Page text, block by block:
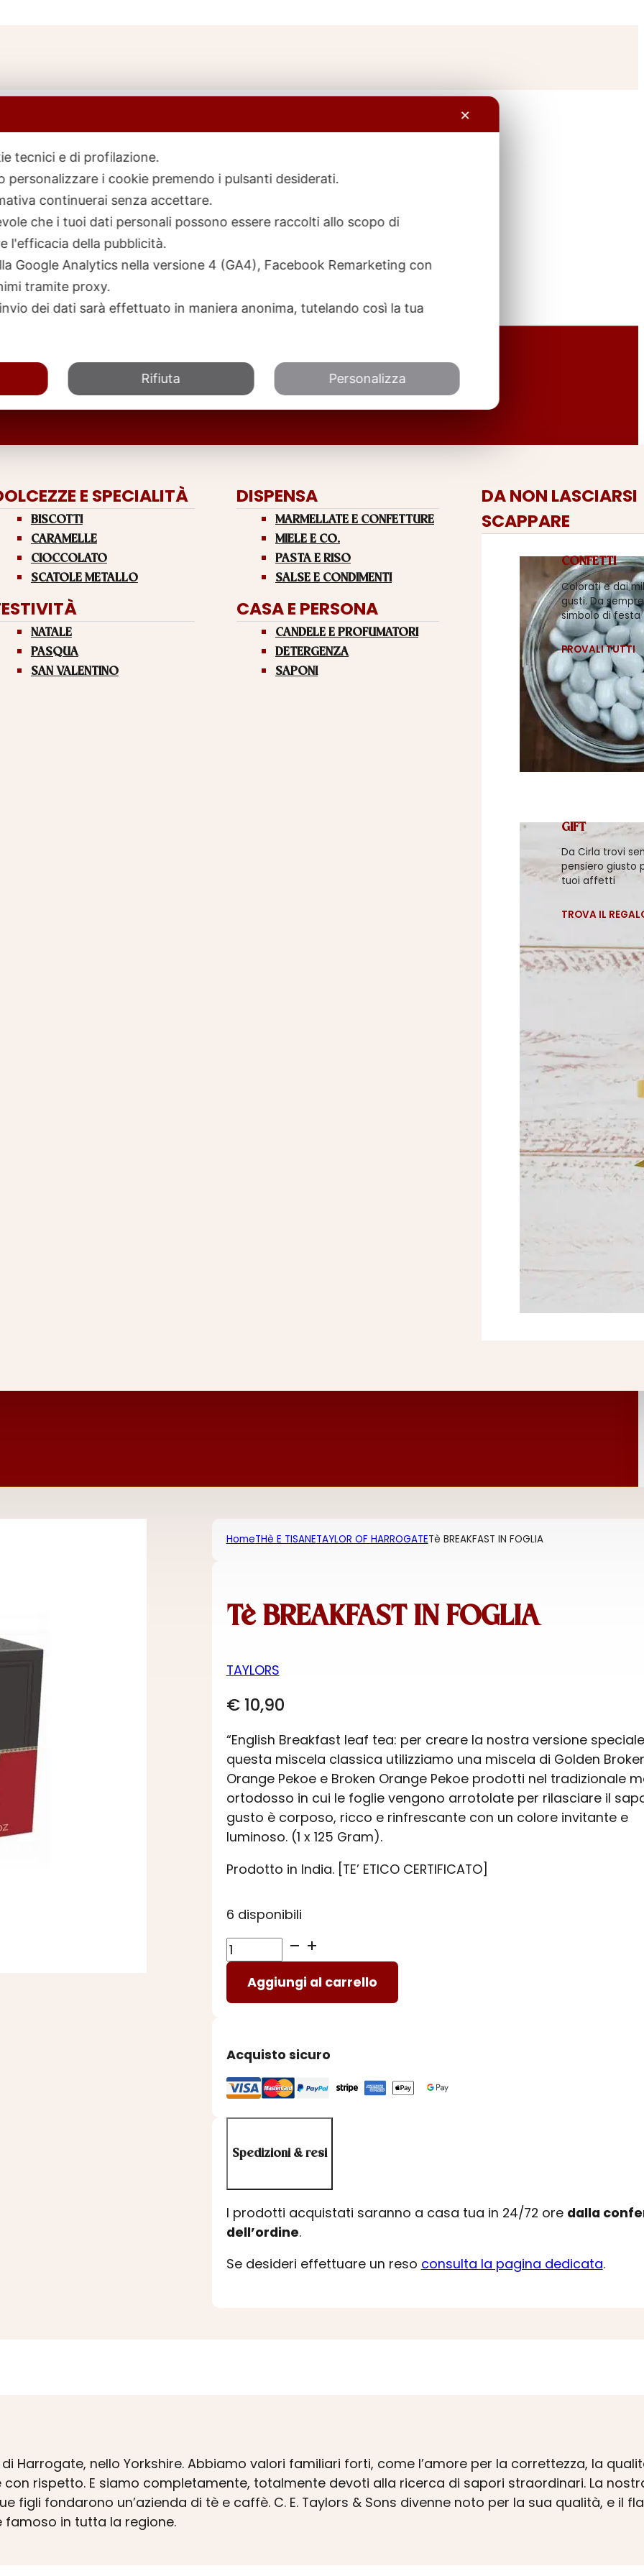
E SPECIALITÀ
BISCOTTI
CARAMELLE
CIOCCOLATO
SCATOLE METALLO
NATALE
PASQUA
SAN VALENTINO
DISPENSA
MARMELLATE E CONFETTURE
MIELE E CO.
PASTA E RISO
SALSE E CONDIMENTI
CASA E PERSONA
CANDELE E PROFUMATORI
DETERGENZA
SAPONI
DA NON LASCIARSI
SCAPPARE
CONFETTI
Colorati e dai
gusti. Da sempre
simbolo di festa
PROVALI TUTTI
GIFT
Da Cirla trovi
pensiero giusto
tuoi affetti
TROVA IL
HomeTHè E TISANETAYLOR OF HARROGATETè BREAKFAST IN FOGLIA
Tè BREAKFAST IN FOGLIA
TAYLORS
€10,90
“English Breakfast leaf tea: per creare la nostra versione
questa miscela classica utilizziamo una miscela di Golden
Orange Pekoe e Broken Orange Pekoe prodotti nel tradizionale
ortodosso in cui le foglie vengono arrotolate per rilasciare il
gusto è corposo, ricco e rinfrescante con un colore invitante e
luminoso. (1 x 125 Gram).
Prodotto in India. [TE’ ETICO CERTIFICATO]
6 disponibili
Tè
BREAKFAST
FOGLIA
Aggiungi al carrello
Acquisto sicuro
Spedizioni & resi
I prodotti acquistati saranno a casa tua in 24/72 ore dalla
dell’ordine.
Se desideri effettuare un reso consulta la pagina dedicata.
Harrogate, nello Yorkshire. Abbiamo valori familiari forti, come l’amore per la correttezza, la
rispetto. E siamo completamente, totalmente devoti alla ricerca di sapori straordinari. La
figli fondarono un’azienda di tè e caffè. C. E. Taylors & Sons divenne noto per la sua qualità, e il
famoso in tutta la regione.
✕
tecnici e di profilazione.
personalizzare i cookie premendo i pulsanti desiderati.
continuerai senza accettare.
che i tuoi dati personali possono essere raccolti allo scopo di
l'efficacia della pubblicità.
Google Analytics nella versione 4 (GA4), Facebook Remarketing con
tramite proxy.
dei dati sarà effettuato in maniera anonima, tutelando così la tua
Rifiuta Personalizza